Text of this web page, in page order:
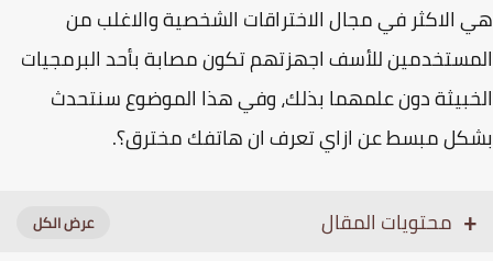
في مجال الاختراقات الشخصية والاغلب من
للأسف اجهزتهم تكون مصابة بأحد البرمجيات
دون علمهما بذلك، وفي هذا الموضوع سنتحدث
مبسط عن ازاي تعرف ان هاتفك مخترق؟.
محتويات المقال